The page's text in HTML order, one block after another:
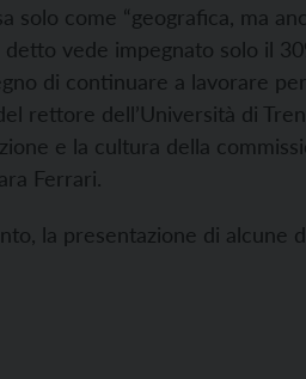
solo come “geografica, ma
vede impegnato solo il
di continuare a lavorare
rettore dell’Università di
e la cultura della
Ferrari.
la presentazione di alcune